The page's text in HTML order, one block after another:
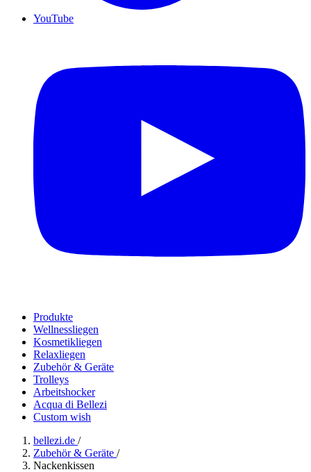
YouTube
Produkte
Wellnessliegen
Kosmetikliegen
Relaxliegen
Zubehör & Geräte
Trolleys
Arbeitshocker
Acqua di Bellezi
Custom wish
bellezi.de /
Zubehör & Geräte /
Nackenkissen